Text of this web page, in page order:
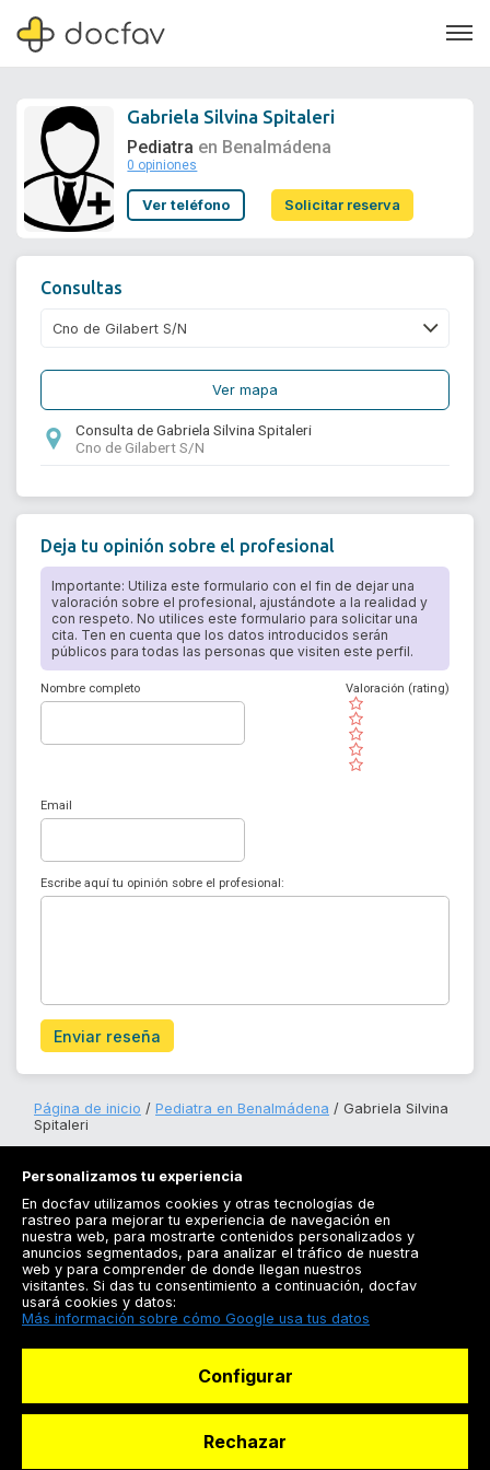
Soporte
Gabriela Silvina Spitaleri
Pediatra en Benalmádena
0 opiniones
Ver teléfono Solicitar reserva
Consultas
Ver mapa
Consulta de Gabriela Silvina Spitaleri
Cno de Gilabert S/N
Deja tu opinión sobre el profesional
Importante: Utiliza este formulario con el fin de dejar una
valoración sobre el profesional, ajustándote a la realidad y
con respeto. No utilices este formulario para solicitar una
cita. Ten en cuenta que los datos introducidos serán
públicos para todas las personas que visiten este perfil.
Nombre completo
( )
( )
( )
( )
( )
Valoración (rating)
Email
Escribe aquí tu opinión sobre el profesional:
Enviar reseña
Página de inicio Pediatra en Benalmádena
Gabriela Silvina
Spitaleri
Registrarse
Docfav
Personalizamos tu experiencia
En docfav utilizamos cookies y otras tecnologías de
rastreo para mejorar tu experiencia de navegación en
nuestra web, para mostrarte contenidos personalizados y
anuncios segmentados, para analizar el tráfico de nuestra
web y para comprender de donde llegan nuestros
visitantes. Si das tu consentimiento a continuación, docfav
usará cookies y datos:
Más información sobre cómo Google usa tus datos
Configurar
Rechazar